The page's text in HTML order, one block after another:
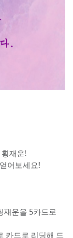
재운!
어보세요!
재운을 5카드로
카드로 리딩해 드